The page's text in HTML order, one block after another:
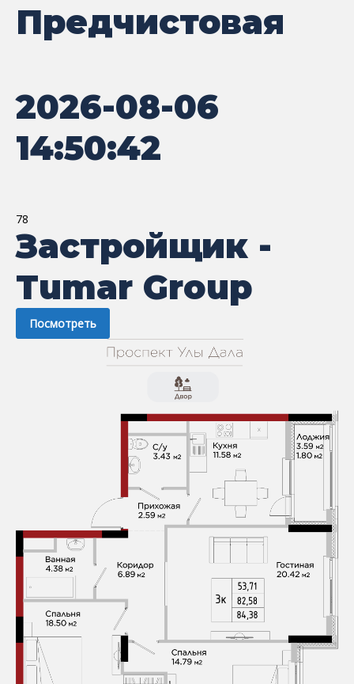
Предчистовая
2026-08-06
14:50:42
78
Застройщик -
Tumar Group
Посмотреть